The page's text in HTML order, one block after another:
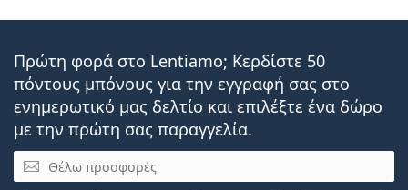
Πρώτη φορά στο Lentiamo; Κερδίστε 50
πόντους μπόνους για την εγγραφή σας στο
ενημερωτικό μας δελτίο και επιλέξτε ένα δώρο
με την πρώτη σας παραγγελία.
Email